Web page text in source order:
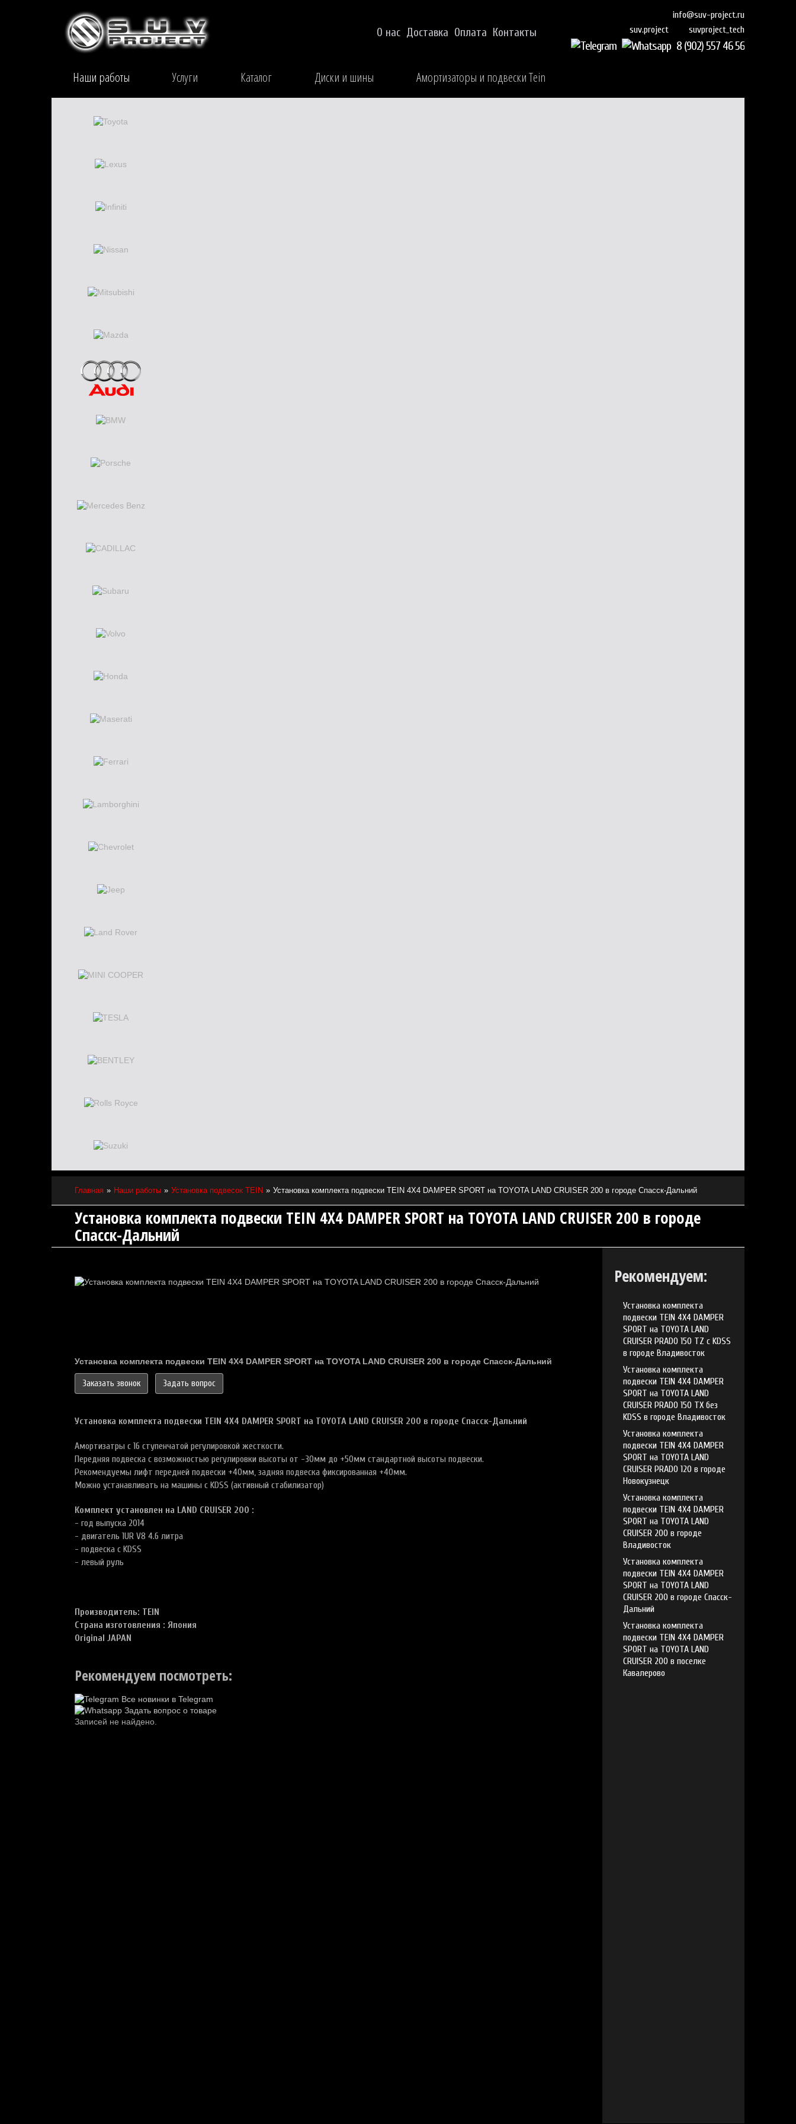
info@suv-project.ru
suv.project
suvproject_tech
8 (902) 557 46 56
О нас Доставка Оплата Контакты
Наши работы Услуги Каталог Диски и шины Амортизаторы и подвески Tein
Главная Наши работы Установка подвесок TEIN Установка комплекта подвески TEIN 4X4 DAMPER SPORT на TOYOTA LAND CRUISER 200 в городе Спасск-Дальний
Установка комплекта подвески TEIN 4X4 DAMPER SPORT на TOYOTA LAND CRUISER 200 в городе
Спасск-Дальний
Установка комплекта подвески TEIN 4X4 DAMPER SPORT на TOYOTA LAND CRUISER 200 в городе Спасск-Дальний
Заказать звонок Задать вопрос
Установка комплекта подвески TEIN 4X4 DAMPER SPORT на TOYOTA LAND CRUISER 200 в городе Спасск-Дальний
Амортизатры с 16 ступенчатой регулировкой жесткости.
Передняя подвеска с возможностью регулировки высоты от -30мм до +50мм стандартной высоты подвески.
Рекомендуемы лифт передней подвески +40мм, задняя подвеска фиксированная +40мм.
Можно устанавливать на машины с KDSS (активный стабилизатор)
Комплект установлен на LAND CRUISER 200 :
- год выпуска 2014
- двигатель 1UR V8 4.6 литра
- подвеска с KDSS
- левый руль
Производитель: TEIN
Страна изготовления : Япония
Original JAPAN
Рекомендуем посмотреть:
Все новинки в Telegram
Задать вопрос о товаре
Записей не найдено.
Рекомендуем:
Установка комплекта
подвески TEIN 4X4 DAMPER
SPORT на TOYOTA LAND
CRUISER PRADO 150 TZ с KDSS
в городе Владивосток
Установка комплекта
подвески TEIN 4X4 DAMPER
SPORT на TOYOTA LAND
CRUISER PRADO 150 TX без
KDSS в городе Владивосток
Установка комплекта
подвески TEIN 4X4 DAMPER
SPORT на TOYOTA LAND
CRUISER PRADO 120 в городе
Новокузнецк
Установка комплекта
подвески TEIN 4X4 DAMPER
SPORT на TOYOTA LAND
CRUISER 200 в городе
Владивосток
Установка комплекта
подвески TEIN 4X4 DAMPER
SPORT на TOYOTA LAND
CRUISER 200 в городе Спасск-
Дальний
Установка комплекта
подвески TEIN 4X4 DAMPER
SPORT на TOYOTA LAND
CRUISER 200 в поселке
Кавалерово